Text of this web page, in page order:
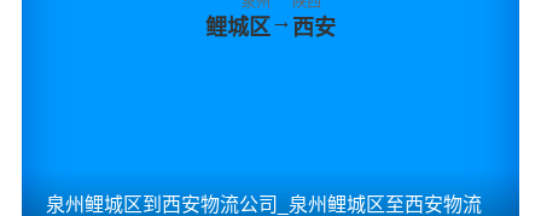
鲤城区→ 西安
泉州鲤城区到西安物流公司_泉州鲤城区至西安物流